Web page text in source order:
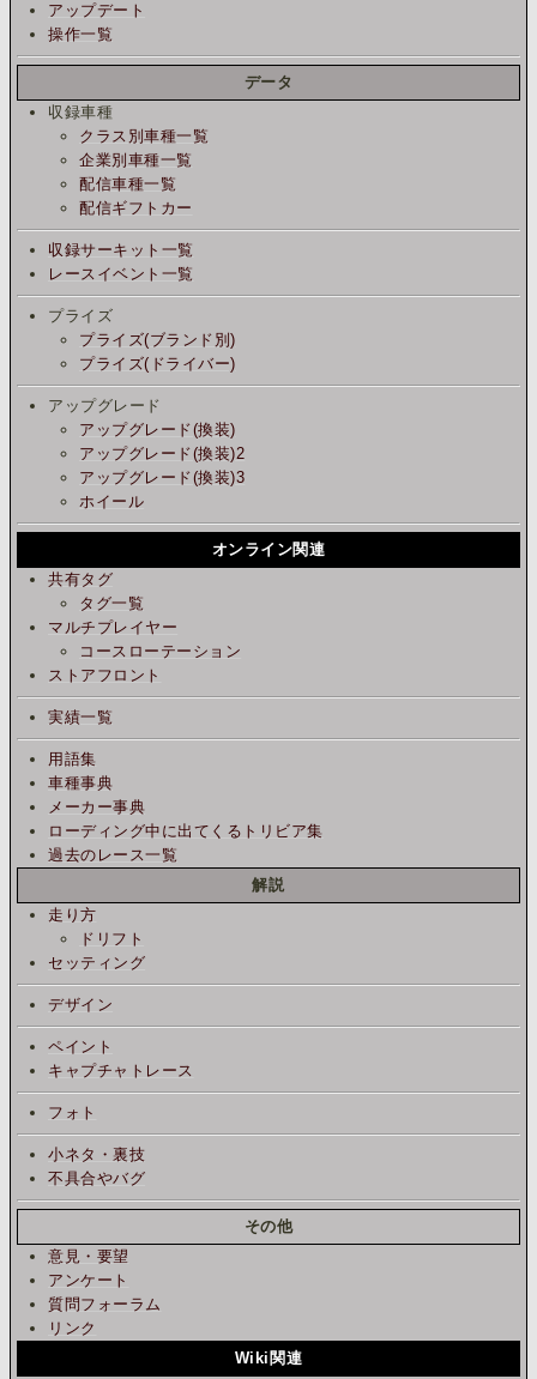
アップデート
操作一覧
データ
収録車種
クラス別車種一覧
企業別車種一覧
配信車種一覧
配信ギフトカー
収録サーキット一覧
レースイベント一覧
プライズ
プライズ(ブランド別)
プライズ(ドライバー)
アップグレード
アップグレード(換装)
アップグレード(換装)2
アップグレード(換装)3
ホイール
オンライン関連
共有タグ
タグ一覧
マルチプレイヤー
コースローテーション
ストアフロント
実績一覧
用語集
車種事典
メーカー事典
ローディング中に出てくるトリビア集
過去のレース一覧
解説
走り方
ドリフト
セッティング
デザイン
ペイント
キャプチャトレース
フォト
小ネタ・裏技
不具合やバグ
その他
意見・要望
アンケート
質問フォーラム
リンク
Wiki関連